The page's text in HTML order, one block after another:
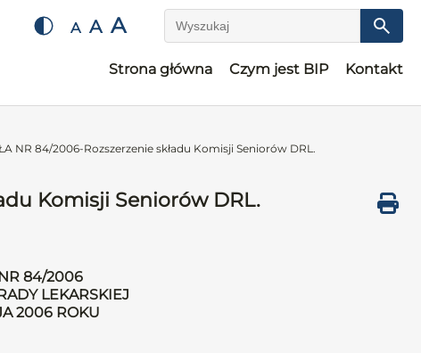
A A A Wyszukaj
Strona główna Czym jest BIP Kontakt
NR 84/2006-Rozszerzenie składu Komisji Seniorów DRL.
Komisji Seniorów DRL.
84/2006
LEKARSKIEJ
2006 ROKU